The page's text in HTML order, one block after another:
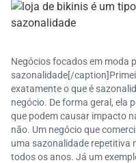
Negócios focados em moda
sazonalidade[/
exatamente o que é
negócio. De forma geral, ela
que podem causar impacto
não. Um negócio que
uma sazonalidade repetitiva
todos os anos. Já um